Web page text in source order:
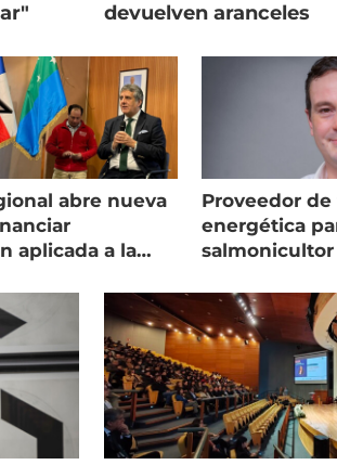
devuelven aranceles
abre nueva
aplicada a la
Proveedor
energética